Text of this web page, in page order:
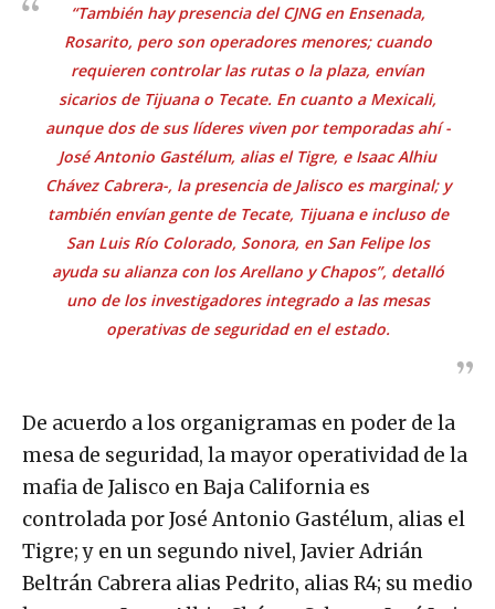
“También hay presencia del CJNG en Ensenada,
Rosarito, pero son operadores menores; cuando
requieren controlar las rutas o la plaza, envían
sicarios de Tijuana o Tecate. En cuanto a Mexicali,
aunque dos de sus líderes viven por temporadas ahí -
José Antonio Gastélum, alias el Tigre, e Isaac Alhiu
Chávez Cabrera-, la presencia de Jalisco es marginal; y
también envían gente de Tecate, Tijuana e incluso de
San Luis Río Colorado, Sonora, en San Felipe los
ayuda su alianza con los Arellano y Chapos”, detalló
uno de los investigadores integrado a las mesas
operativas de seguridad en el estado.
De acuerdo a los organigramas en poder de la
mesa de seguridad, la mayor operatividad de la
mafia de Jalisco en Baja California es
controlada por José Antonio Gastélum, alias el
Tigre; y en un segundo nivel, Javier Adrián
Beltrán Cabrera alias Pedrito, alias R4; su medio